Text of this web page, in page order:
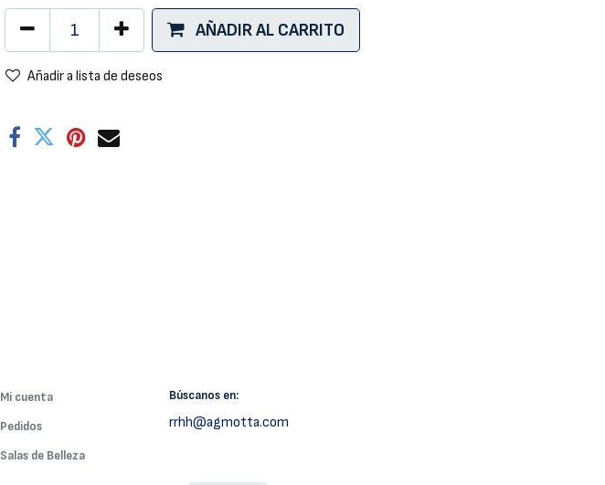
AÑADIR AL CARRITO
Añadir a lista de deseos
Mi cuenta
Pedidos
Salas de Belleza
Búscanos en:
rrhh@agmotta.com